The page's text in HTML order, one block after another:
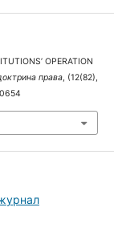
OPERATION
права, (12(82),